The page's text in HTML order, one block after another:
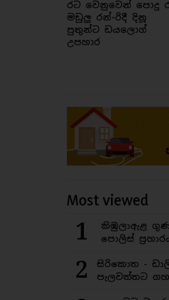
රට වෙනුවෙන් පොදු
මඩුලු රන්-රිදී දිනූ
පුතුන්ට ඩයලොග්
උපහාර
Most viewed
1
කිඹුලාඇළ
පොලිස්
2
සිරිකොත -
පැලවත්තට